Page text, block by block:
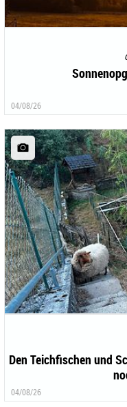
04/08/26
Den Teichfischen und
04/08/26